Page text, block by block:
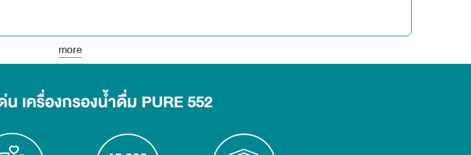
เติบโตของเชื้อโรค เชื้อไวรัส และเชื้อรา
more
เครื่องกรองน้ำดื่ม PURE 552